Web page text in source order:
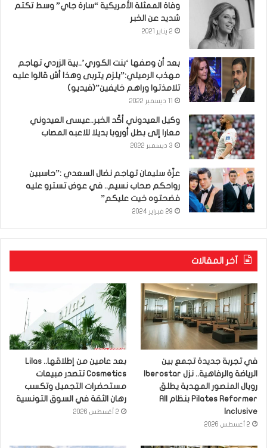
وفاة الممثلة الأمريكية “سارة جاي” وسط تكتم
شديد عن الخبر
2 يناير 2021
بعد أن وصفها ‘بنت الكوري’..بية الزردي تهاجم
مهذب الرميلي:”يلزم يتربى وهذا أش قالوا عليه
تلامذتوا وراهم خايفين”(فيديو)
وكيل العيدوني أكّد الخبر..عيسى العيدوني
معارا إلى بطل أوروبا بديلا للاعبه المصاب
3 ديسمبر 2022
عزّة سليمان تهاجم نضال السعدي :”حاسبين
رواحكم صحاب نسيم.. في عوض تسترو عليه
فضحتوه خيت عليكم”
29 فبراير 2024
آخر المقالات
في تجربة جديدة تجمع بين
رويال المنصور المهدية يطلق
Pilates Reformer بنظام All
Inclusive
2 أغسطس 2026
بعد عامين من إطلاقها.. Lilas
Cosmetics تتصدر مبيعات
مستحضرات التجميل وتكسب
رهان الثقة في السوق التونسية
2 أغسطس 2026